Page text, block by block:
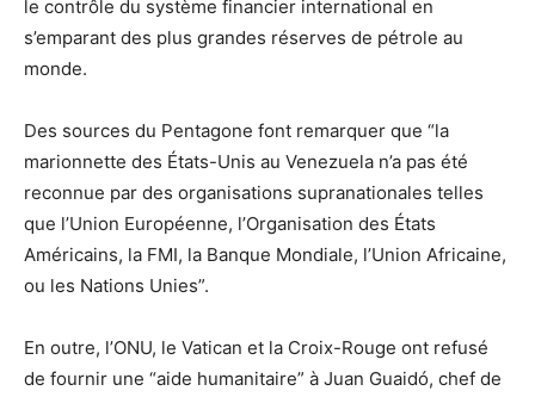
le contrôle du système financier international en
s’emparant des plus grandes réserves de pétrole au
monde.
Des sources du Pentagone font remarquer que “la
marionnette des États-Unis au Venezuela n’a pas été
reconnue par des organisations supranationales telles
que l’Union Européenne, l’Organisation des États
Américains, la FMI, la Banque Mondiale, l’Union Africaine,
ou les Nations Unies”.
En outre, l’ONU, le Vatican et la Croix-Rouge ont refusé
de fournir une “aide humanitaire” à Juan Guaidó, chef de